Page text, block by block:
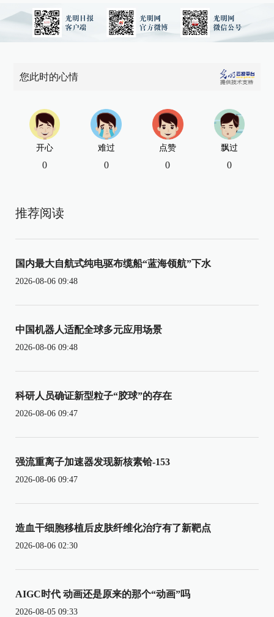
您此时的心情
开心
0
难过
0
点赞
0
飘过
0
推荐阅读
国内最大自航式纯电驱布缆船“蓝海领航”下水
2026-08-06 09:48
中国机器人适配全球多元应用场景
2026-08-06 09:48
科研人员确证新型粒子“胶球”的存在
2026-08-06 09:47
强流重离子加速器发现新核素铪-153
2026-08-06 09:47
造血干细胞移植后皮肤纤维化治疗有了新靶点
2026-08-06 02:30
AIGC时代 动画还是原来的那个“动画”吗
2026-08-05 09:33